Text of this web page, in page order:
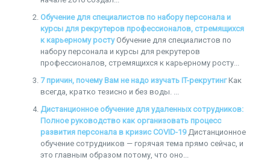
Обучение для специалистов по набору персонала и
курсы для рекрутеров профессионалов, стремящихся
к карьерному росту Обучение для специалистов по
набору персонала и курсы для рекрутеров
профессионалов, стремящихся к карьерному росту...
7 причин, почему Вам не надо изучать IT-рекрутинг Как
всегда, кратко тезисно и без воды. ...
Дистанционное обучение для удаленных сотрудников:
Полное руководство как организовать процесс
развития персонала в кризис COVID-19 Дистанционное
обучение сотрудников — горячая тема прямо сейчас, и
это главным образом потому, что оно...